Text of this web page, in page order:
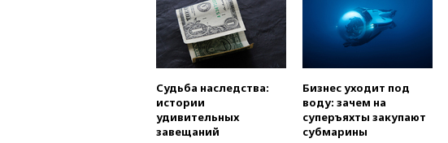
Судьба наследства:
истории
удивительных
завещаний
Бизнес уходит под
воду: зачем на
суперъяхты закупают
субмарины